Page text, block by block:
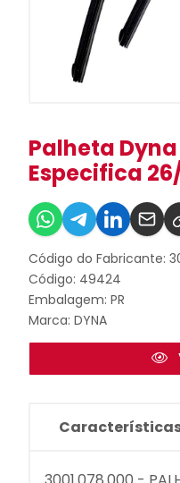
Palheta Dyna
Especifica
Código do Fabricante:
Código: 49424
Embalagem: PR
Marca: DYNA